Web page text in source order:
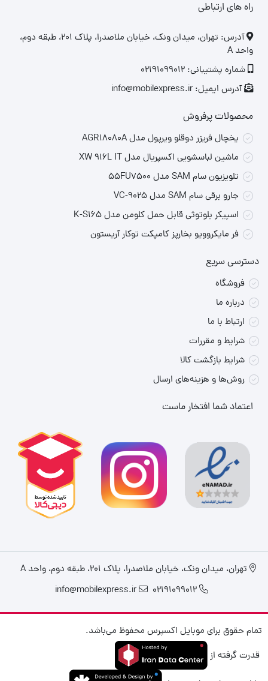
راه های ارتباطی
‎آدرس: تهران، میدان ونک، خیابان ملاصدرا، پلاک ۲۰۱، طبقه دوم،
واحد A
شماره پشتیبانی: 02191099012
آدرس ایمیل: info@mobilexpress.ir
محصولات پرفروش
یخچال فریزر دوقلو ویرپول مدل AGR18080A
ماشین لباسشویی اکسپریال مدل XW 916L IT
تلویزیون سام SAM مدل 55FU7500
جارو برقی سام SAM مدل VC-9025
اسپیکر بلوتوثی قابل حمل کلومن مدل K-S165
فر مایکروویو بخارپز کامپکت توکار آریستون
دسترسی سریع
فروشگاه
درباره ما
ارتباط با ما
شرایط و مقررات
شرایط بازگشت کالا
روش‌ها و هزینه‌های ارسال
اعتماد شما افتخار ماست
تهران، میدان ونک، خیابان ملاصدرا، پلاک ۲۰۱، طبقه دوم، واحد A
02191099012
info@mobilexpress.ir
تمام حقوق برای موبایل اکسپرس محفوظ می‌باشد.
قدرت گرفته از